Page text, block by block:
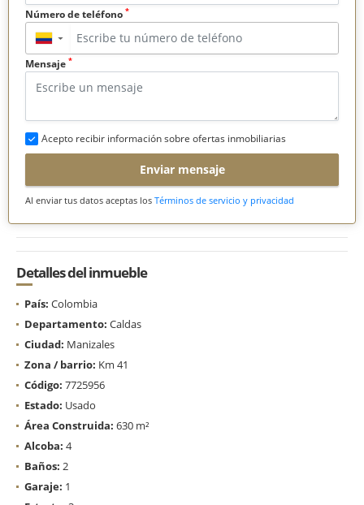
Número de teléfono *
▼
Mensaje *
Acepto recibir información sobre ofertas inmobiliarias
Enviar mensaje
Al enviar tus datos aceptas los Términos de servicio y privacidad
Detalles del inmueble
País: Colombia
Departamento: Caldas
Ciudad: Manizales
Zona / barrio: Km 41
Código: 7725956
Estado: Usado
Área Construida: 630 m²
Alcoba: 4
Baños: 2
Garaje: 1